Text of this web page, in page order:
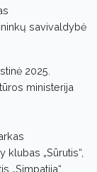
savivaldybė
2025.
ministerija
klubas „Sūrutis“,
„Simpatija“,